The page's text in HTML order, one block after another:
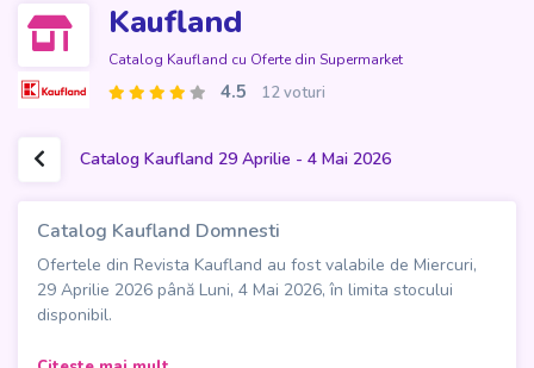
Kaufland
Catalog Kaufland cu Oferte din Supermarket
4.5 12 voturi
Catalog Kaufland 29 Aprilie - 4 Mai 2026
Catalog Kaufland Domnesti
Ofertele din Revista Kaufland au fost valabile de Miercuri,
29 Aprilie 2026 până Luni, 4 Mai 2026, în limita stocului
disponibil.
Catalogul Kaufland Domnești impresionează printr-o ediție